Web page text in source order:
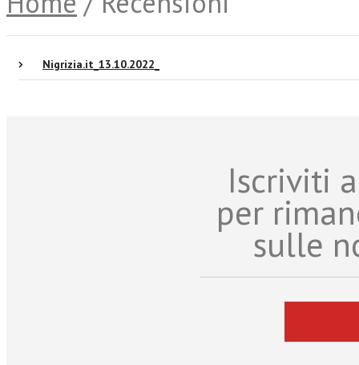
Nigrizia.it_13.10.2022_
Iscriviti
per
sulle